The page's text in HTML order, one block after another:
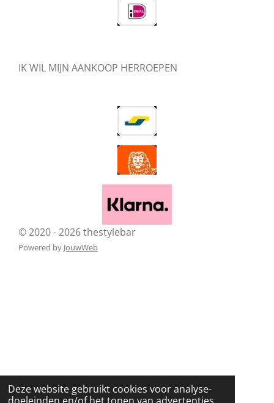
Deze website gebruikt cookies voor analyse-
IK WIL MIJN AANKOOP HERROEPEN
© 2020 - 2026 thestylebar
Powered by JouwWeb